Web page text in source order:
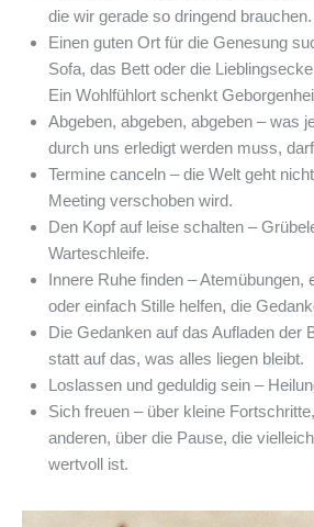
die wir gerade so dringend brauchen.
Einen guten Ort für die Genesung
Sofa, das Bett oder die
Ein Wohlfühlort schenkt
Abgeben, abgeben, abgeben – was
durch uns erledigt werden muss,
Termine canceln – die Welt geht
Meeting verschoben wird.
Den Kopf auf leise schalten –
Warteschleife.
Innere Ruhe finden – Atemübungen,
oder einfach Stille helfen, die
Die Gedanken auf das Aufladen der
statt auf das, was alles liegen bleibt.
Loslassen und geduldig sein –
Sich freuen – über kleine
anderen, über die Pause, die
wertvoll ist.